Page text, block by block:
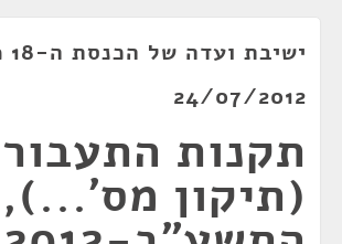
24/07/2012
תקנות
(תיקון מס'...),